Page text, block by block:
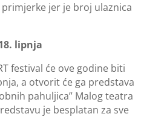
jer je broj ulaznica
lipnja
festival će ove godine biti
a otvorit će ga predstava
pahuljica” Malog teatra
je besplatan za sve